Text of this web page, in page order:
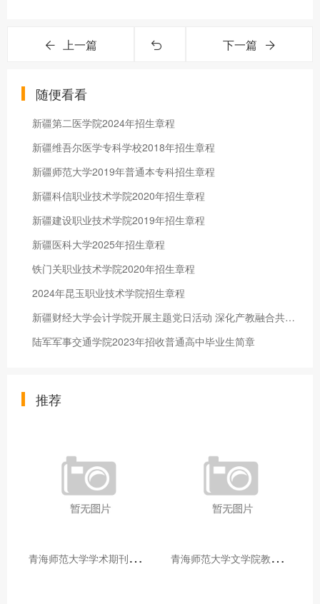
上一篇 下一篇
随便看看
新疆第二医学院2024年招生章程
新疆维吾尔医学专科学校2018年招生章程
新疆师范大学2019年普通本专科招生章程
新疆科信职业技术学院2020年招生章程
新疆建设职业技术学院2019年招生章程
新疆医科大学2025年招生章程
铁门关职业技术学院2020年招生章程
2024年昆玉职业技术学院招生章程
新疆财经大学会计学院开展主题党日活动 深化产教融合共育财会人才
陆军军事交通学院2023年招收普通高中毕业生简章
推荐
青
海师范大学学术期刊两个专栏入选2025年青海省期刊重点专栏 青
海师范大学文学院教师赴山东省相关高校和学术机构交流学习